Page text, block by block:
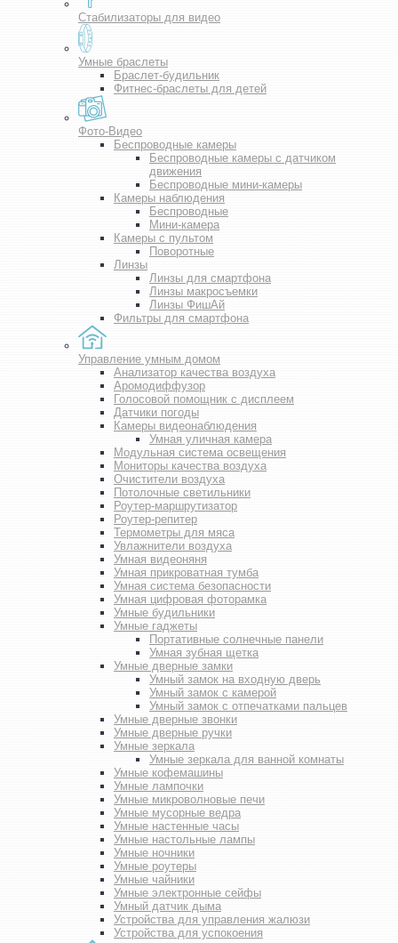
Стабилизаторы для видео
Умные браслеты
Браслет-будильник
Фитнес-браслеты для детей
Фото-Видео
Беспроводные камеры
Беспроводные камеры с датчиком
движения
Беспроводные мини-камеры
Камеры наблюдения
Беспроводные
Мини-камера
Камеры с пультом
Поворотные
Линзы
Линзы для смартфона
Линзы макросъемки
Линзы ФишАй
Фильтры для смартфона
Управление умным домом
Анализатор качества воздуха
Аромодиффузор
Голосовой помощник с дисплеем
Датчики погоды
Камеры видеонаблюдения
Умная уличная камера
Модульная система освещения
Мониторы качества воздуха
Очистители воздуха
Потолочные светильники
Роутер-маршрутизатор
Роутер-репитер
Термометры для мяса
Увлажнители воздуха
Умная видеоняня
Умная прикроватная тумба
Умная система безопасности
Умная цифровая фоторамка
Умные будильники
Умные гаджеты
Портативные солнечные панели
Умная зубная щетка
Умные дверные замки
Умный замок на входную дверь
Умный замок с камерой
Умный замок с отпечатками пальцев
Умные дверные звонки
Умные дверные ручки
Умные зеркала
Умные зеркала для ванной комнаты
Умные кофемашины
Умные лампочки
Умные микроволновые печи
Умные мусорные ведра
Умные настенные часы
Умные настольные лампы
Умные ночники
Умные роутеры
Умные чайники
Умные электронные сейфы
Умный датчик дыма
Устройства для управления жалюзи
Устройства для успокоения